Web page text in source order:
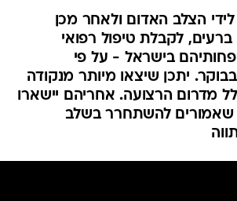
הצלב האדום ולאחר מכן
לקבלת טיפול רפואי
בישראל - על פי
יתכן שיצאו מיותר מנקודה
מדרום הרצועה. אחריהם יישארו
שאמורים להשתחרר בשלב